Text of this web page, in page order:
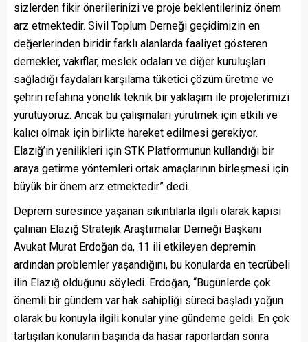
sizlerden fikir önerilerinizi ve proje beklentileriniz önem
arz etmektedir. Sivil Toplum Derneği geçidimizin en
değerlerinden biridir farklı alanlarda faaliyet gösteren
dernekler, vakıflar, meslek odaları ve diğer kuruluşları
sağladığı faydaları karşılama tüketici çözüm üretme ve
şehrin refahına yönelik teknik bir yaklaşım ile projelerimizi
yürütüyoruz. Ancak bu çalışmaları yürütmek için etkili ve
kalıcı olmak için birlikte hareket edilmesi gerekiyor.
Elazığ’ın yenilikleri için STK Platformunun kullandığı bir
araya getirme yöntemleri ortak amaçlarının birleşmesi için
büyük bir önem arz etmektedir” dedi.
Deprem süresince yaşanan sıkıntılarla ilgili olarak kapısı
çalınan Elazığ Stratejik Araştırmalar Derneği Başkanı
Avukat Murat Erdoğan da, 11 ili etkileyen depremin
ardından problemler yaşandığını, bu konularda en tecrübeli
ilin Elazığ olduğunu söyledi. Erdoğan, “Bugünlerde çok
önemli bir gündem var hak sahipliği süreci başladı yoğun
olarak bu konuyla ilgili konular yine gündeme geldi. En çok
tartışılan konuların başında da hasar raporlardan sonra